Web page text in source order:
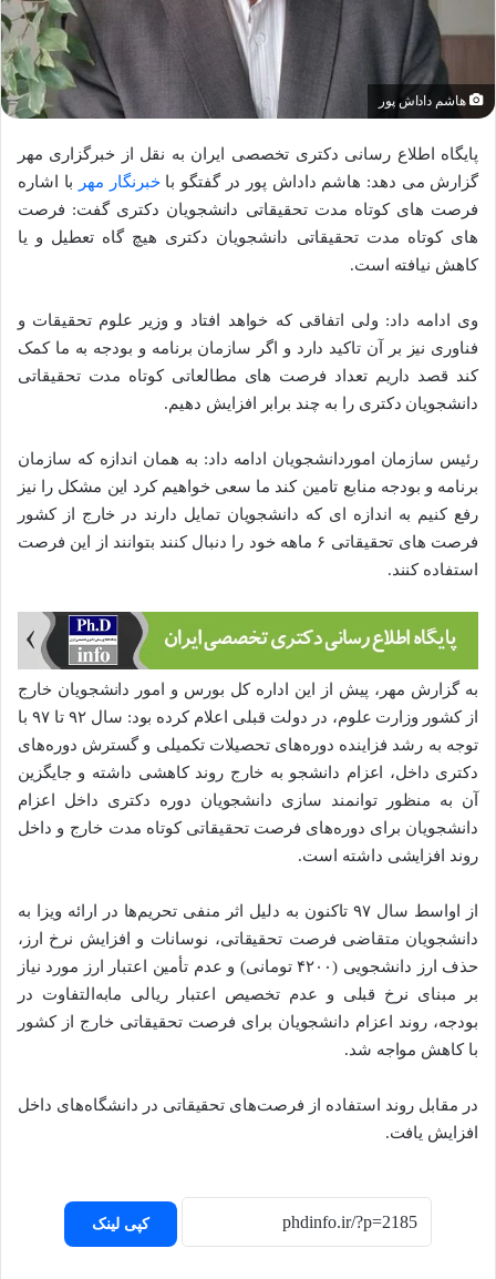
هاشم داداش پور
پایگاه اطلاع رسانی دکتری تخصصی ایران به نقل از خبرگزاری مهر
گزارش می دهد: هاشم داداش پور در گفتگو باخبرنگار مهر
با اشاره
فرصت‌ های کوتاه مدت تحقیقاتی دانشجویان دکتری گفت: فرصت‌
های کوتاه مدت تحقیقاتی دانشجویان دکتری هیچ گاه تعطیل و یا
کاهش نیافته است.
وی ادامه داد: ولی اتفاقی که خواهد افتاد و وزیر علوم تحقیقات و
فناوری نیز بر آن تاکید دارد و اگر سازمان برنامه و بودجه به ما کمک
کند قصد داریم تعداد فرصت های مطالعاتی کوتاه مدت تحقیقاتی
دانشجویان دکتری را به چند برابر افزایش دهیم.
رئیس سازمان اموردانشجویان ادامه داد: به همان اندازه که سازمان
برنامه و بودجه منابع تامین کند ما سعی خواهیم کرد این مشکل را نیز
رفع کنیم به اندازه ای که دانشجویان تمایل دارند در خارج از کشور
فرصت های تحقیقاتی ۶ ماهه خود را دنبال کنند بتوانند از این فرصت
استفاده کنند.
به گزارش مهر، پیش از این اداره کل بورس و امور دانشجویان خارج
از کشور وزارت علوم، در دولت قبلی اعلام کرده بود: سال ۹۲ تا ۹۷ با
توجه به رشد فزاینده دوره‌های تحصیلات تکمیلی و گسترش دوره‌های
دکتری داخل، اعزام دانشجو به خارج روند کاهشی داشته و جایگزین
آن به منظور توانمند سازی دانشجویان دوره دکتری داخل اعزام
دانشجویان برای دوره‌های فرصت تحقیقاتی کوتاه مدت خارج و داخل
روند افزایشی داشته است.
از اواسط سال ۹۷ تاکنون به دلیل اثر منفی تحریم‌ها در ارائه ویزا به
دانشجویان متقاضی فرصت تحقیقاتی، نوسانات و افزایش نرخ ارز،
حذف ارز دانشجویی (۴۲۰۰ تومانی) و عدم تأمین اعتبار ارز مورد نیاز
بر مبنای نرخ قبلی و عدم تخصیص اعتبار ریالی مابه‌التفاوت در
بودجه، روند اعزام دانشجویان برای فرصت تحقیقاتی خارج از کشور
با کاهش مواجه شد.
در مقابل روند استفاده از فرصت‌های تحقیقاتی در دانشگاه‌های داخل
افزایش یافت.
کپی لینک